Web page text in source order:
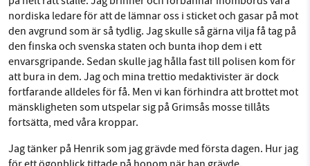
nordiska ledare för att de lämnar oss i sticket och gasar på mot
den avgrund som är så tydlig. Jag skulle så gärna vilja få tag på
den finska och svenska staten och bunta ihop dem i ett
envarsgripande. Sedan skulle jag hålla fast till polisen kom för
att bura in dem. Jag och mina trettio medaktivister är dock
fortfarande alldeles för få. Men vi kan förhindra att brottet mot
mänskligheten som utspelar sig på Grimsås mosse tillåts
fortsätta, med våra kroppar.
Jag tänker på Henrik som jag grävde med första dagen. Hur jag